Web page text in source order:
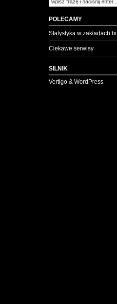
POLECAMY
Statystyka w zakładach
Ciekawe serwisy
SILNIK
Vertigo & WordPress